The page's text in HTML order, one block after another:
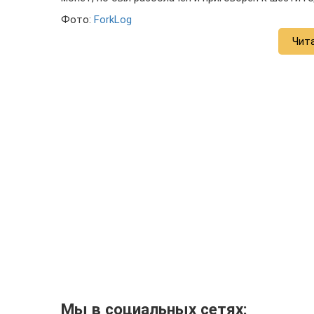
Фото: ForkLog
Мы в социальных сетях: